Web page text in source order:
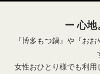
ー 心地
『博多もつ鍋』や『お
女性おひとり様でも利用